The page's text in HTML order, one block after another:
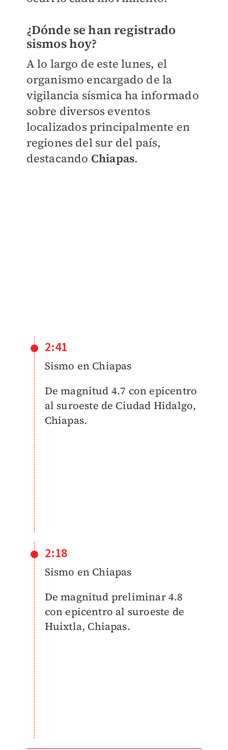
¿Dónde se han registrado
sismos hoy?
A lo largo de este lunes, el
organismo encargado de la
vigilancia sísmica ha informado
sobre diversos eventos
localizados principalmente en
regiones del sur del país,
destacando Chiapas.
2:41
Sismo en Chiapas
De magnitud 4.7 con epicentro
al suroeste de Ciudad Hidalgo,
Chiapas.
2:18
Sismo en Chiapas
De magnitud preliminar 4.8
con epicentro al suroeste de
Huixtla, Chiapas.